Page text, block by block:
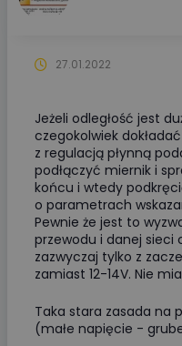
27.01.2022
Jeżeli odległość jest
czegokolwiek
z regulacją płynną
podłączyć miernik i
końcu i wtedy
o parametrach
Pewnie że jest to
przewodu i danej sieci
zazwyczaj tylko z
zamiast 12-14V. Nie
Taka stara zasada na
(małe napięcie -